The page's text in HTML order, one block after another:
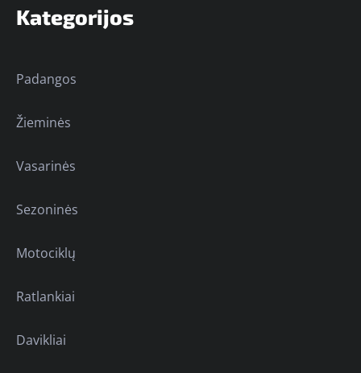
Kategorijos
Padangos
Žieminės
Vasarinės
Sezoninės
Motociklų
Ratlankiai
Davikliai